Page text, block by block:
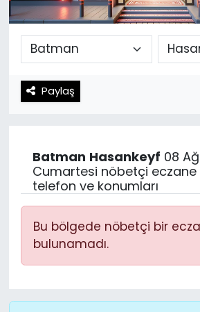
Paylaş
Batman Hasankeyf 08
Cumartesi nöbetçi eczane
telefon ve konumları
Bu bölgede nöbetçi bir
bulunamadı.
Spor
Teknoloji
Resmi İlanlar
Teknoloji
Yaşam
Künye
İletişim